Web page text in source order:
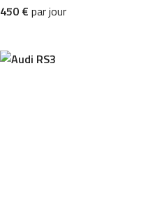
450 € par jour